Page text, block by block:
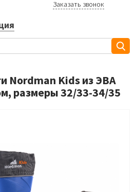
Заказать звонок
Nordman Kids из ЭВА
размеры 32/33-34/35